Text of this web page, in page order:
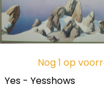
Nog 1 op
Yes - Yesshows